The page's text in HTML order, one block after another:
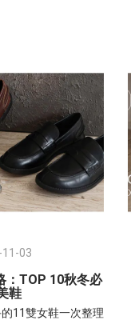
03
：TOP 10秋冬必
鞋
11雙女鞋一次整理